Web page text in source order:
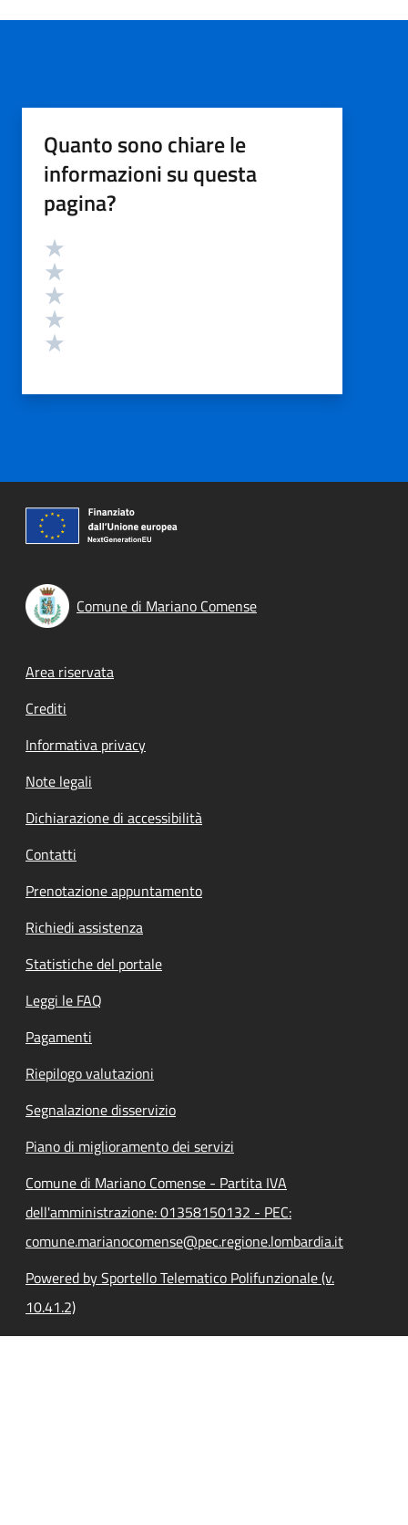
Quanto sono chiare le
informazioni su questa
pagina?
Valutazione
Comune di Mariano Comense
Footer menu
Area riservata
Crediti
Informativa privacy
Note legali
Dichiarazione di accessibilità
Contatti
Prenotazione appuntamento
Richiedi assistenza
Statistiche del portale
Leggi le FAQ
Pagamenti
Riepilogo valutazioni
Segnalazione disservizio
Piano di miglioramento dei servizi
Comune di Mariano Comense - Partita IVA
dell'amministrazione: 01358150132 - PEC:
comune.marianocomense@pec.regione.lombardia.it
Powered by Sportello Telematico Polifunzionale (v.
10.41.2)